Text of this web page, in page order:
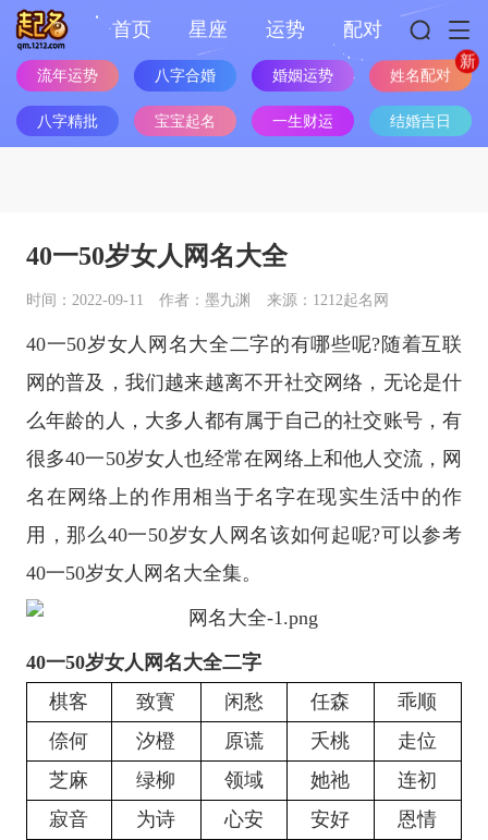
首页 星座 运势 配对
流年运势 八字合婚 婚姻运势 姓名配对
八字精批 宝宝起名 一生财运 结婚吉日
40一50岁女人网名大全
时间：2022-09-11 作者：墨九渊 来源：1212起名网
40一50岁女人网名大全二字的有哪些呢?随着互联
网的普及，我们越来越离不开社交网络，无论是什
么年龄的人，大多人都有属于自己的社交账号，有
很多40一50岁女人也经常在网络上和他人交流，网
名在网络上的作用相当于名字在现实生活中的作
用，那么40一50岁女人网名该如何起呢?可以参考
40一50岁女人网名大全集。
40一50岁女人网名大全二字
棋客
致寳 闲愁 任森
乖顺
倷何
汐橙 原谎 夭桃
走位
芝麻
绿柳 领域 她祂
连初
寂音
为诗 心安 安好
恩情